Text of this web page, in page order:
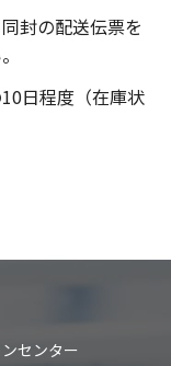
封の配送伝票を
日程度（在庫状
センター